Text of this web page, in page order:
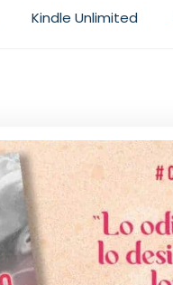
Kindle Unlimited